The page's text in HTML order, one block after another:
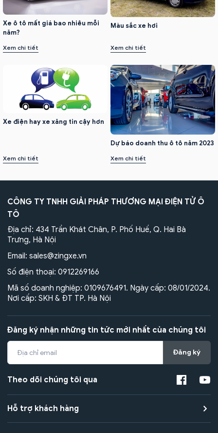
Xe ô tô mất giá bao nhiêu mỗi
năm?
Xem chi tiết
Màu sắc xe hơi
Xem chi tiết
Xe điện hay xe xăng tin cậy hơn
Xem chi tiết
Dự báo doanh thu ô tô năm 2023
Xem chi tiết
CÔNG TY TNHH GIẢI PHÁP THƯƠNG MẠI ĐIỆN TỬ Ô
TÔ
Địa chỉ: 434 Trần Khát Chân, P. Phố Huế, Q. Hai Bà
Trưng, Hà Nội
Email: sales@zingxe.vn
Số điện thoại: 0912269166
Mã số doanh nghiệp: 0109676491. Ngày cấp: 08/01/2024.
Nơi cấp: SKH & ĐT TP. Hà Nội
Đăng ký nhận những tin tức mới nhất của chúng tôi
Đăng ký
Theo dõi chúng tôi qua
Hỗ trợ khách hàng